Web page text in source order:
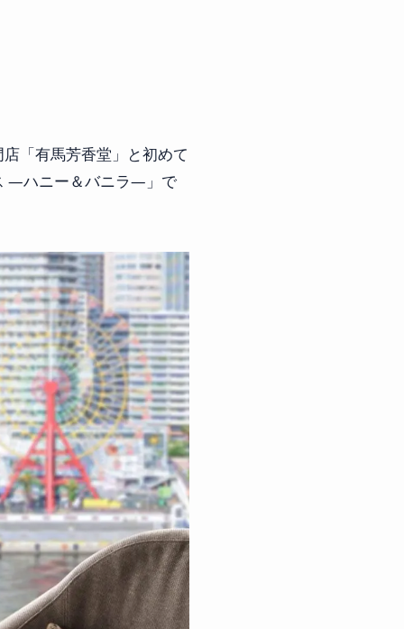
「有馬芳香堂」と初めて
―ハニー＆バニラ―」で